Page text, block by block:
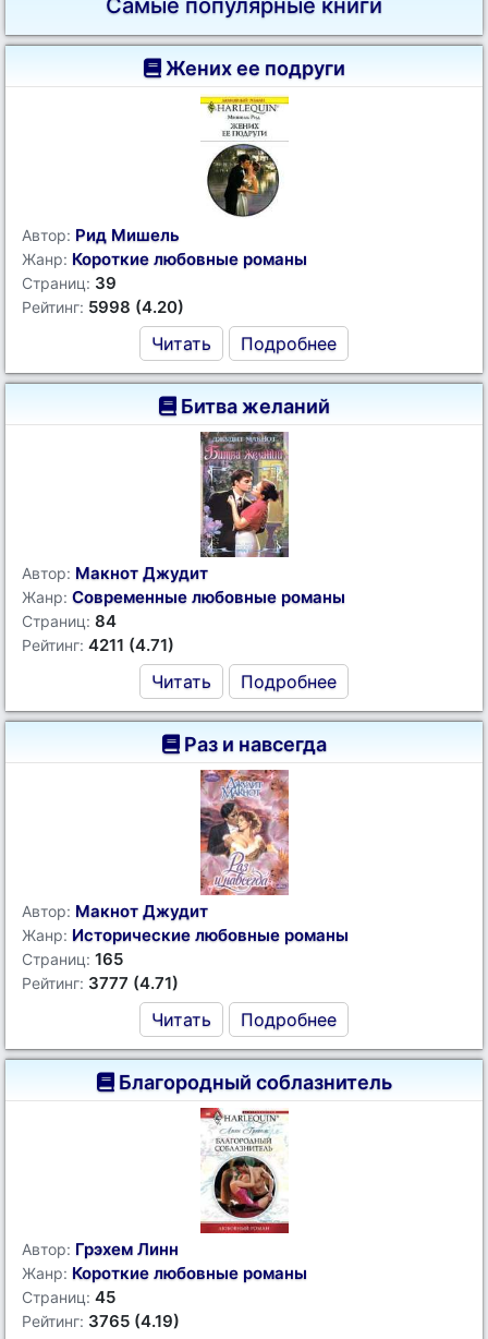
Самые популярные книги
Жених ее подруги
Автор: Рид Мишель
Жанр: Короткие любовные романы
Страниц: 39
Рейтинг: 5998 (4.20)
Читать Подробнее
Битва желаний
Автор: Макнот Джудит
Жанр: Современные любовные романы
Страниц: 84
Рейтинг: 4211 (4.71)
Читать Подробнее
Раз и навсегда
Автор: Макнот Джудит
Жанр: Исторические любовные романы
Страниц: 165
Рейтинг: 3777 (4.71)
Читать Подробнее
Благородный соблазнитель
Автор: Грэхем Линн
Жанр: Короткие любовные романы
Страниц: 45
Рейтинг: 3765 (4.19)